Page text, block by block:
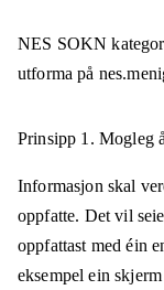
NES SOKN
utforma på
Prinsipp 1. Mogleg
Informasjon skal
oppfatte. Det vil
oppfattast med éin
eksempel ein